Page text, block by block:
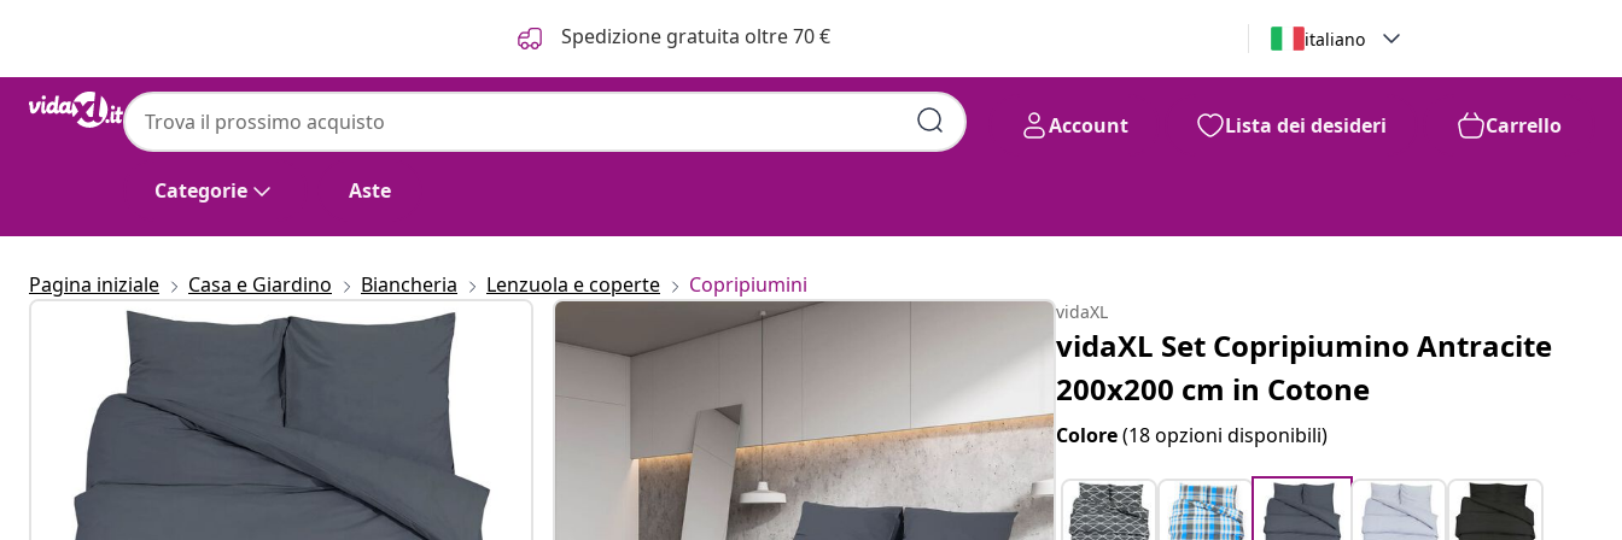
Spedizione gratuita oltre 70 € italiano
Categorie Aste
Account Lista dei desideri Carrello
Pagina iniziale Casa e Giardino Biancheria Lenzuola e coperte Copripiumini
vidaXL
vidaXL Set Copripiumino Antracite
200x200 cm in Cotone
Colore(18 opzioni disponibili)